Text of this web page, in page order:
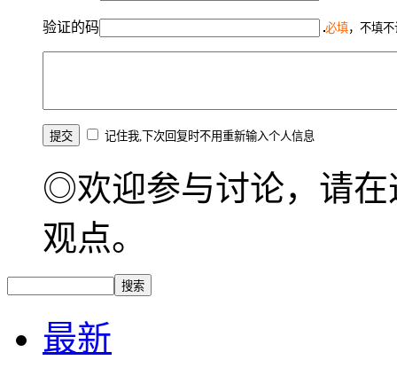
验证的码 必填，不填
记住我,下次回复时不用重新输入个人信息
◎欢迎参与讨论，请在
观点。
最新